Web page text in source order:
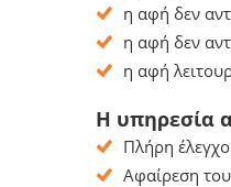
η αφή δεν
η αφή δεν
η αφή
Η υπηρεσία
Πλήρη
Αφαίρεση